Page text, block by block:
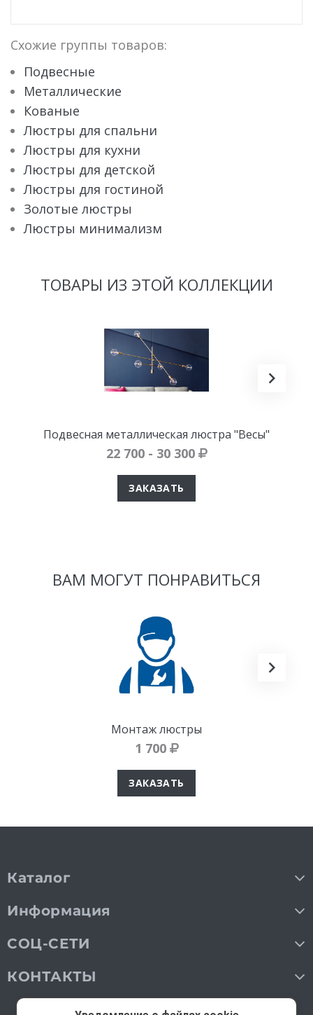
Схожие группы товаров:
Подвесные
Металлические
Кованые
Люстры для спальни
Люстры для кухни
Люстры для детской
Люстры для гостиной
Золотые люстры
Люстры минимализм
ТОВАРЫ ИЗ ЭТОЙ КОЛЛЕКЦИИ
Подвесная металлическая люстра "Весы"
22 700 - 30 300
ЗАКАЗАТЬ
ВАМ МОГУТ ПОНРАВИТЬСЯ
Монтаж люстры
1 700
ЗАКАЗАТЬ
Каталог
Информация
СОЦ-СЕТИ
КОНТАКТЫ